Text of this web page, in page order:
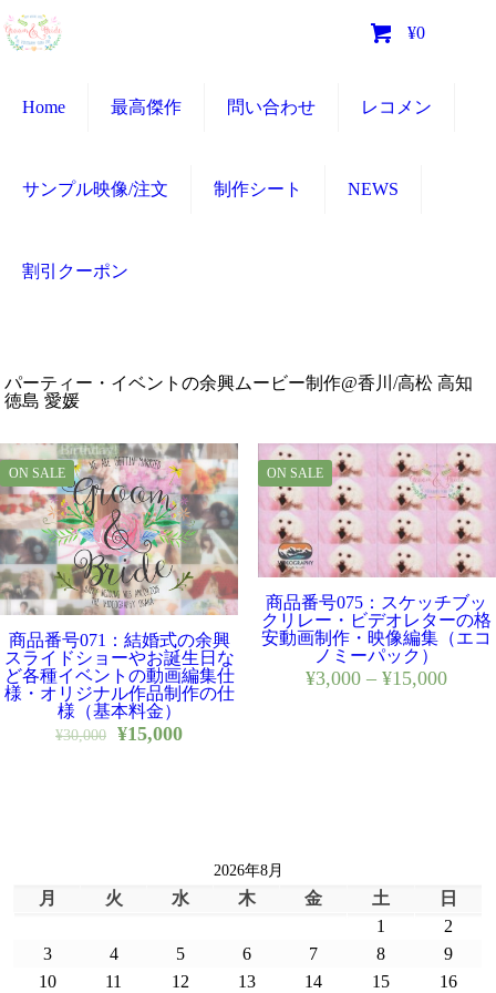
Home 最高傑作 問い合わせ レコメン
サンプル映像/注文 制作シート NEWS
割引クーポン
¥0
パーティー・イベントの余興ムービー制作@香川/高松 高知
徳島 愛媛
ON SALE
商品番号071：結婚式の余興
スライドショーやお誕生日な
ど各種イベントの動画編集仕
様・オリジナル作品制作の仕
様（基本料金）
¥30,000 ¥15,000
ON SALE
商品番号075：スケッチブッ
クリレー・ビデオレターの格
安動画制作・映像編集（エコ
ノミーパック）
¥3,000 –¥15,000
2026年8月
月 火 水 木 金 土
日
1
2
3
4 5 6 7 8
9
10
11 12 13 14 15 16